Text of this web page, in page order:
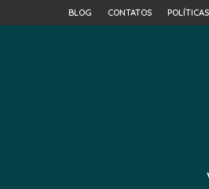
BLOG CONTATOS